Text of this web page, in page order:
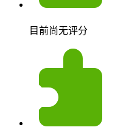
目前尚无评分